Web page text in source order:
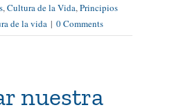
, Cultura de la Vida, Principios
de la vida | 0 Comments
nuestra